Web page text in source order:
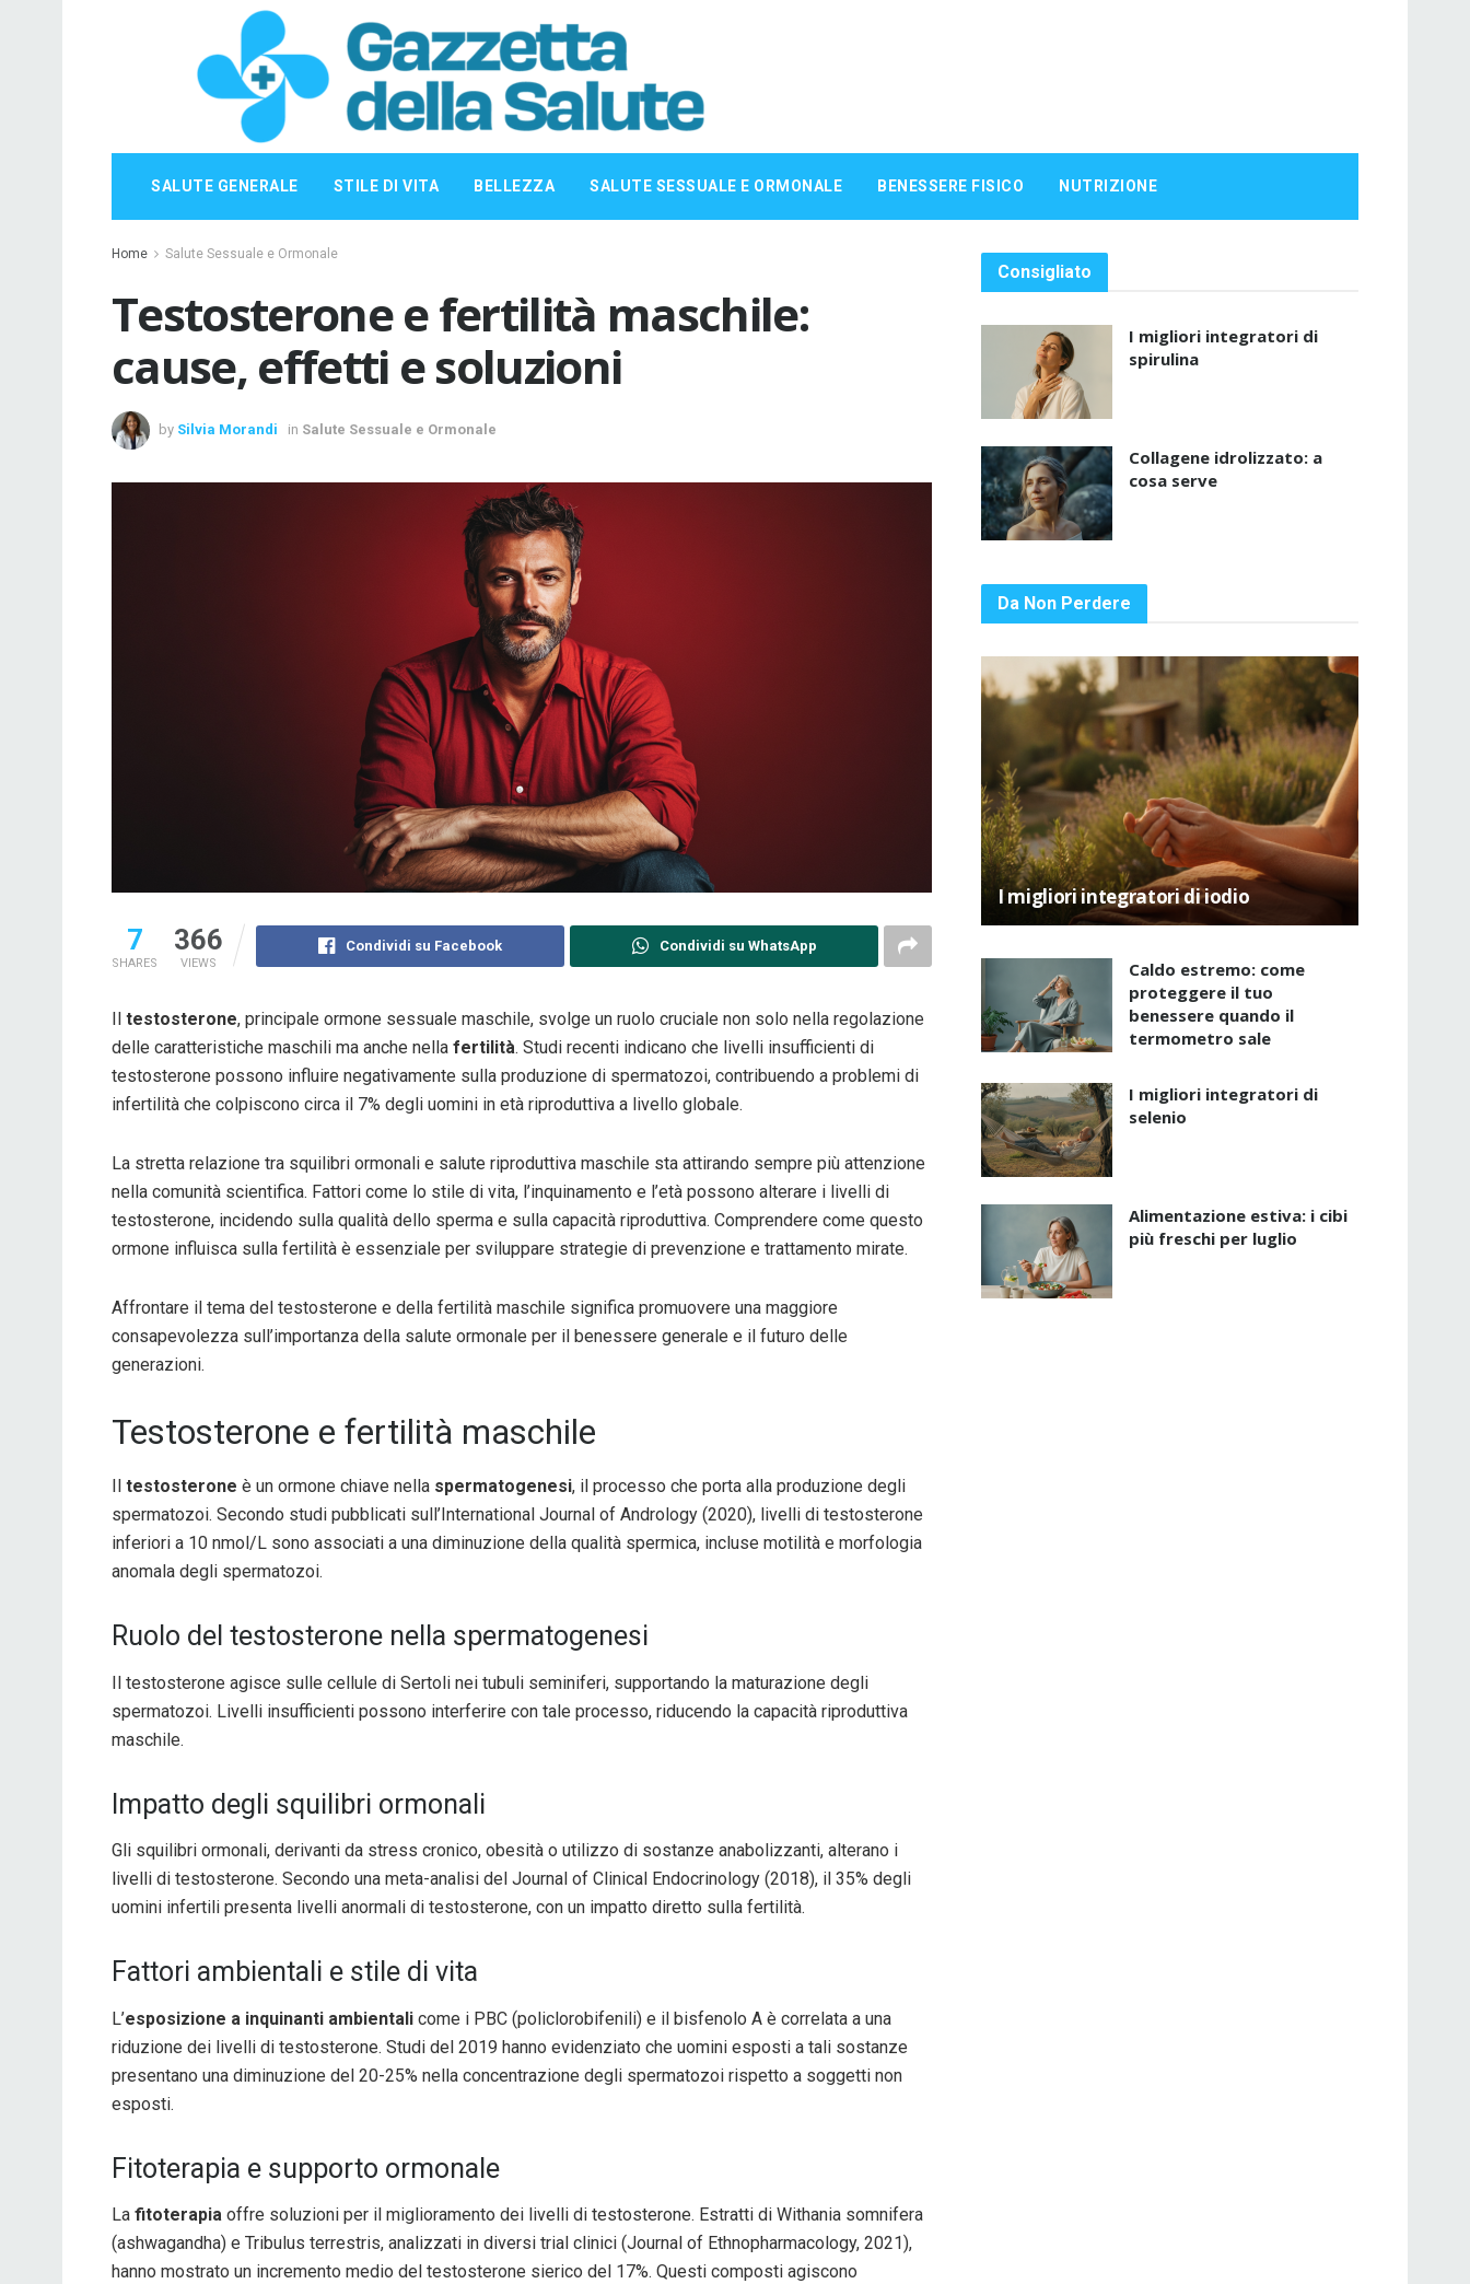
SALUTE GENERALE STILE DI VITA BELLEZZA SALUTE SESSUALE E ORMONALE BENESSERE FISICO NUTRIZIONE
Home Salute Sessuale e Ormonale
Testosterone e fertilità maschile:
cause, effetti e soluzioni
by Silvia Morandi in Salute Sessuale e Ormonale
7
SHARES
366
VIEWS
Condividi su Facebook Condividi su WhatsApp
Il testosterone, principale ormone sessuale maschile, svolge un ruolo cruciale non solo nella regolazione
delle caratteristiche maschili ma anche nella fertilità. Studi recenti indicano che livelli insufficienti di
testosterone possono influire negativamente sulla produzione di spermatozoi, contribuendo a problemi di
infertilità che colpiscono circa il 7% degli uomini in età riproduttiva a livello globale.
La stretta relazione tra squilibri ormonali e salute riproduttiva maschile sta attirando sempre più attenzione
nella comunità scientifica. Fattori come lo stile di vita, l’inquinamento e l’età possono alterare i livelli di
testosterone, incidendo sulla qualità dello sperma e sulla capacità riproduttiva. Comprendere come questo
ormone influisca sulla fertilità è essenziale per sviluppare strategie di prevenzione e trattamento mirate.
Affrontare il tema del testosterone e della fertilità maschile significa promuovere una maggiore
consapevolezza sull’importanza della salute ormonale per il benessere generale e il futuro delle
generazioni.
Testosterone e fertilità maschile
testosterone è un ormone chiave nella spermatogenesi, il processo che porta alla produzione degli
spermatozoi. Secondo studi pubblicati sull’International Journal of Andrology (2020), livelli di testosterone
inferiori a 10 nmol/L sono associati a una diminuzione della qualità spermica, incluse motilità e morfologia
anomala degli spermatozoi.
Ruolo del testosterone nella spermatogenesi
Il testosterone agisce sulle cellule di Sertoli nei tubuli seminiferi, supportando la maturazione degli
spermatozoi. Livelli insufficienti possono interferire con tale processo, riducendo la capacità riproduttiva
maschile.
Impatto degli squilibri ormonali
Gli squilibri ormonali, derivanti da stress cronico, obesità o utilizzo di sostanze anabolizzanti, alterano i
livelli di testosterone. Secondo una meta-analisi del Journal of Clinical Endocrinology (2018), il 35% degli
uomini infertili presenta livelli anormali di testosterone, con un impatto diretto sulla fertilità.
Fattori ambientali e stile di vita
L’esposizione a inquinanti ambientali come i PBC (policlorobifenili) e il bisfenolo A è correlata a una
riduzione dei livelli di testosterone. Studi del 2019 hanno evidenziato che uomini esposti a tali sostanze
presentano una diminuzione del 20-25% nella concentrazione degli spermatozoi rispetto a soggetti non
esposti.
Fitoterapia e supporto ormonale
La fitoterapia offre soluzioni per il miglioramento dei livelli di testosterone. Estratti di Withania somnifera
(ashwagandha) e Tribulus terrestris, analizzati in diversi trial clinici (Journal of Ethnopharmacology, 2021),
hanno mostrato un incremento medio del testosterone sierico del 17%. Questi composti agiscono
Consigliato
I migliori integratori di
spirulina
Collagene idrolizzato: a
cosa serve
Da Non Perdere
I migliori integratori di iodio
Caldo estremo: come
proteggere il tuo
benessere quando il
termometro sale
I migliori integratori di
selenio
Alimentazione estiva: i cibi
più freschi per luglio